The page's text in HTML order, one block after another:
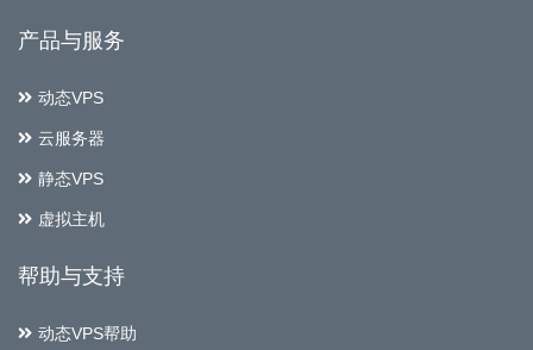
产品与服务
动态VPS
云服务器
静态VPS
虚拟主机
帮助与支持
动态VPS帮助